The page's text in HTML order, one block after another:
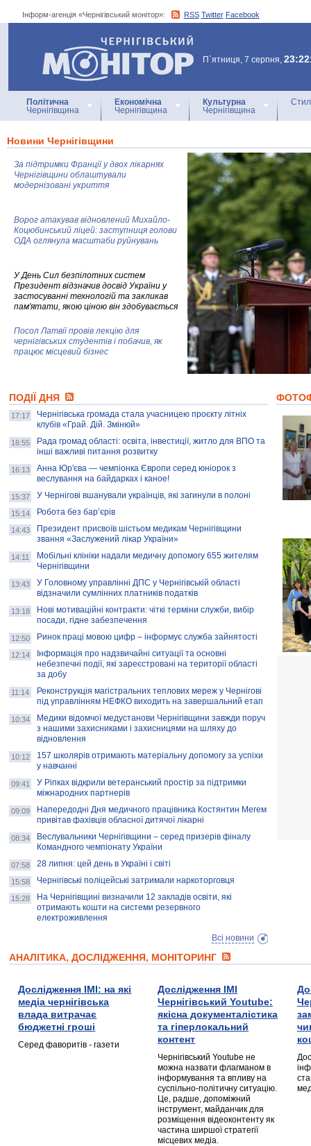
Інформ-агенція «Чернігівський монітор»: RSS Twitter Facebook
Інформ-агенція
«Чернігівський монітор»
П`ятниця, 7 серпня,
Політична
Чернігівщина
Економічна
Чернігівщина
Культурна
Чернігівщина
Новини Чернігівщини
За підтримки Франції у двох лікарнях
Чернігівщини облаштували
модернізовані укриття
Ворог атакував відновлений Михайло-
Коцюбинський ліцей: заступниця голови
ОДА оглянула масштаби руйнувань
У День Сил безпілотних систем
Президент відзначив досвід України у
застосуванні технологій та закликав
пам'ятати, якою ціною він здобувається
Посол Латвії провів лекцію для
чернігівських студентів і побачив, як
працює місцевий бізнес
колекцію про війну, емоції та тварин
AB InBev Efes Україна підтримала
навчальний проєкт "Молодіжна бізнес-
школа", спрямований на розвиток
підприємництва у Чернігівській області
Золота тварина: видання Forbes
написало про чернігівця Патрона: хто і
скільки на ньому заробляє? І куди
витрачають?
ПОДІЇ ДНЯ
17:17
Чернігівська громада стала учасницею проєкту літніх
клубів «Грай. Дій. Змінюй»
16:55
Рада громад області: освіта, інвестиції, житло для ВПО та
інші важливі питання розвитку
16:13
Анна Юр'єва — чемпіонка Європи серед юніорок з
веслування на байдарках і каное!
15:37 У Чернігові вшанували українців, які загинули в полоні
15:14 Робота без бар’єрів
14:43
Президент присвоїв шістьом медикам Чернігівщини
звання «Заслужений лікар України»
14:11
Мобільні клініки надали медичну допомогу 655 жителям
Чернігівщини
13:43
У Головному управлінні ДПС у Чернігівській області
відзначили сумлінних платників податків
13:18
Нові мотиваційні контракти: чіткі терміни служби, вибір
посади, гідне забезпечення
12:50 Ринок праці мовою цифр – інформує служба зайнятості
12:14
Інформація про надзвичайні ситуації та основні
небезпечні події, які зареєстровані на території області
за добу
11:14
Реконструкція магістральних теплових мереж у Чернігові
під управлінням НЕФКО виходить на завершальний етап
10:34
Медики відомчої медустанови Чернігівщини завжди поруч
з нашими захисниками і захисницями на шляху до
відновлення
10:12
157 школярів отримають матеріальну допомогу за успіхи
у навчанні
09:41
У Ріпках відкрили ветеранський простір за підтримки
міжнародних партнерів
09:09
Напередодні Дня медичного працівника Костянтин Мегем
привітав фахівців обласної дитячої лікарні
08:34
Веслувальники Чернігівщини – серед призерів фіналу
Командного чемпіонату України
07:58 28 липня: цей день в Україні і світі
15:58 Чернігівські поліцейські затримали наркоторговця
15:28
На Чернігівщині визначили 12 закладів освіти, які
отримають кошти на системи резервного
електроживлення
Всі новини
АНАЛІТИКА, ДОСЛІДЖЕННЯ, МОНІТОРИНГ
Дослідження ІМІ: на які
медіа чернігівська
влада витрачає
бюджетні гроші
Серед фаворитів - газети
Дослідження ІМІ
Чернігівський Youtube:
якісна документалістика
та гіперлокальний
контент
Чернігівський Youtube не
можна назвати флагманом в
інформування та впливу на
суспільно-політичну ситуацію.
Це, радше, допоміжний
інструмент, майданчик для
розміщення відеоконтенту як
частина ширшої стратегії
місцевих медіа.